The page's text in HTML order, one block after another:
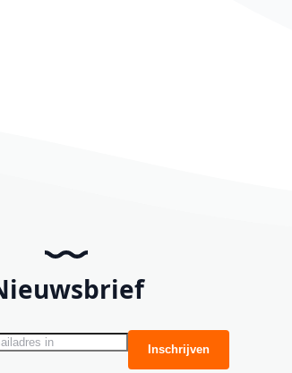
onze nieuwsbrief Inschrijven